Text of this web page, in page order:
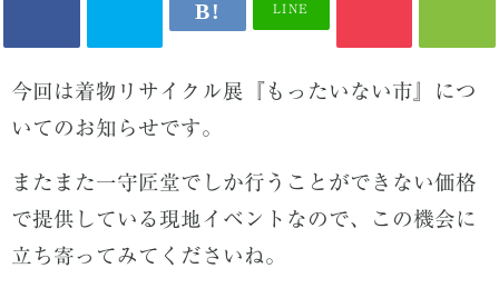
LINE
今回は着物リサイクル展『もったいない市』につ
いてのお知らせです。
またまた一守匠堂でしか行うことができない価格
で提供している現地イベントなので、この機会に
立ち寄ってみてくださいね。